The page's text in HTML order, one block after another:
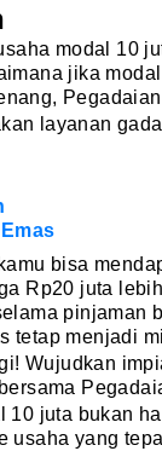
modal 10
jika
layanan
bisa
Rp20 juta
pinjaman
tetap menjadi
Wujudkan
10 juta bukan
usaha yang